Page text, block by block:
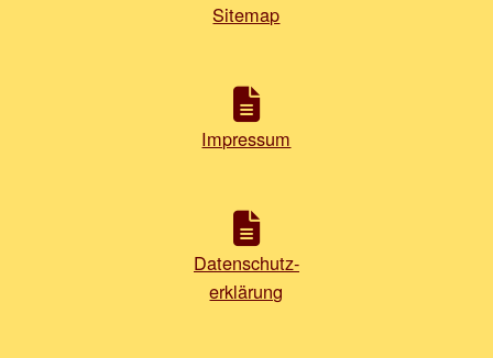
Sitemap
Impressum
Datenschutz-
erklärung